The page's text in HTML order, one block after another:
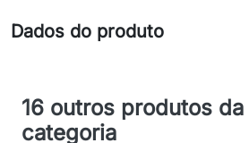
Dados do produto
16 outros produtos
categoria